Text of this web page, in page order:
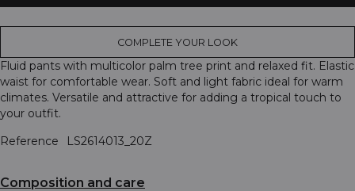
COMPLETE YOUR LOOK
Fluid pants with multicolor palm tree print and relaxed fit. Elastic
waist for comfortable wear. Soft and light fabric ideal for warm
climates. Versatile and attractive for adding a tropical touch to
your outfit.
Reference
LS2614013_20Z
Composition and care